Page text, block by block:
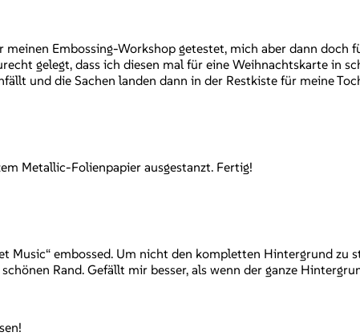
Embossing-Workshop getestet, mich aber dann doch
gelegt, dass ich diesen mal für eine Weihnachtskarte in
und die Sachen landen dann in der Restkiste für meine
Metallic-Folienpapier ausgestanzt. Fertig!
embossed. Um nicht den kompletten Hintergrund zu
Rand. Gefällt mir besser, als wenn der ganze